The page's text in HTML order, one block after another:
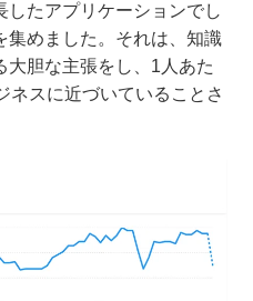
たアプリケーションでし
集めました。それは、知識
胆な主張をし、1人あた
ネスに近づいていることさ